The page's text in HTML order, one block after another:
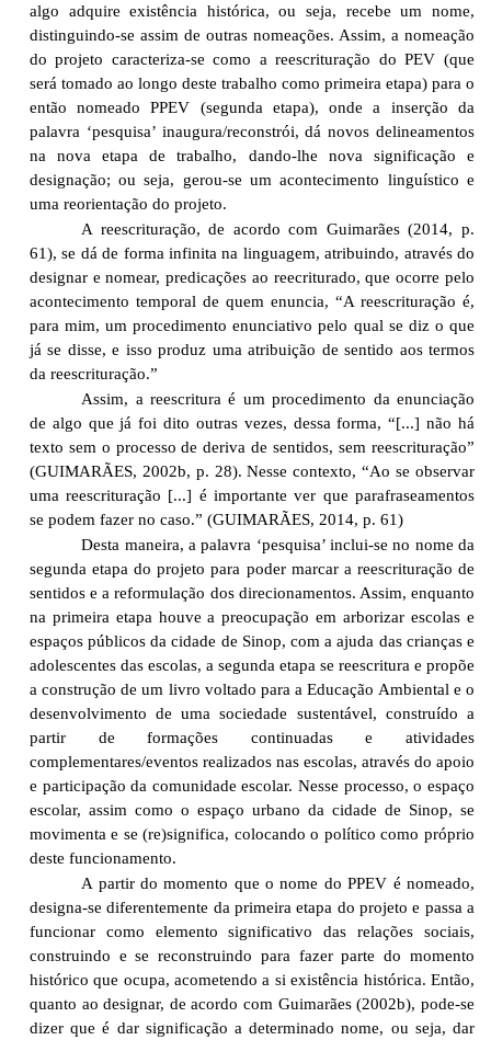
algo adquire existência histórica, ou seja, recebe um nome,
distinguindo-se assim de outras nomeações. Assim, a nomeação
do projeto caracteriza-se como a reescrituração do PEV (que
será tomado ao longo deste trabalho como primeira etapa) para o
então nomeado PPEV (segunda etapa), onde a inserção da
palavra ‘pesquisa’ inaugura/reconstrói, dá novos delineamentos
na nova etapa de trabalho, dando-lhe nova significação e
designação; ou seja, gerou-se um acontecimento linguístico e
uma reorientação do projeto.
A reescrituração, de acordo com Guimarães (2014, p.
61), se dá de forma infinita na linguagem, atribuindo, através do
designar e nomear, predicações ao reecriturado, que ocorre pelo
acontecimento temporal de quem enuncia, “A reescrituração é,
para mim, um procedimento enunciativo pelo qual se diz o que
já se disse, e isso produz uma atribuição de sentido aos termos
da reescrituração.”
Assim, a reescritura é um procedimento da enunciação
de algo que já foi dito outras vezes, dessa forma, “[...] não há
texto sem o processo de deriva de sentidos, sem reescrituração”
(GUIMARÃES, 2002b, p. 28). Nesse contexto, “Ao se observar
uma reescrituração [...] é importante ver que parafraseamentos
se podem fazer no caso.” (GUIMARÃES, 2014, p. 61)
Desta maneira, a palavra ‘pesquisa’ inclui-se no nome da
segunda etapa do projeto para poder marcar a reescrituração de
sentidos e a reformulação dos direcionamentos. Assim, enquanto
na primeira etapa houve a preocupação em arborizar escolas e
espaços públicos da cidade de Sinop, com a ajuda das crianças e
adolescentes das escolas, a segunda etapa se reescritura e propõe
a construção de um livro voltado para a Educação Ambiental e o
desenvolvimento de uma sociedade sustentável, construído a
partir de formações continuadas e atividades
complementares/eventos realizados nas escolas, através do apoio
e participação da comunidade escolar. Nesse processo, o espaço
escolar, assim como o espaço urbano da cidade de Sinop, se
movimenta e se (re)significa, colocando o político como próprio
deste funcionamento.
A partir do momento que o nome do PPEV é nomeado,
designa-se diferentemente da primeira etapa do projeto e passa a
funcionar como elemento significativo das relações sociais,
construindo e se reconstruindo para fazer parte do momento
histórico que ocupa, acometendo a si existência histórica. Então,
quanto ao designar, de acordo com Guimarães (2002b), pode-se
dizer que é dar significação a determinado nome, ou seja, dar